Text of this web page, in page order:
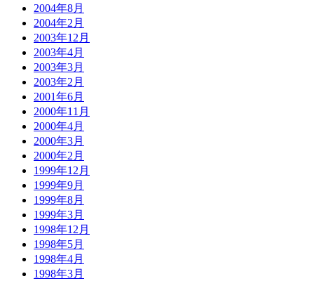
2004年8月
2004年2月
2003年12月
2003年4月
2003年3月
2003年2月
2001年6月
2000年11月
2000年4月
2000年3月
2000年2月
1999年12月
1999年9月
1999年8月
1999年3月
1998年12月
1998年5月
1998年4月
1998年3月